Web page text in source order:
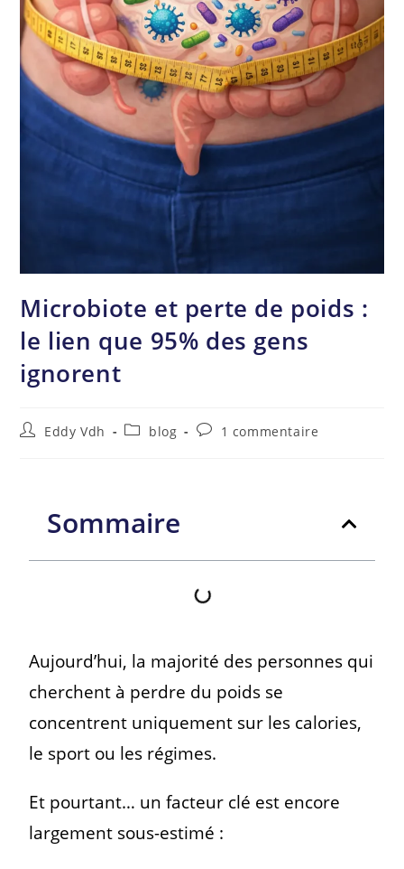
Microbiote et perte de poids :
le lien que 95% des gens
ignorent
Eddy Vdh blog 1 commentaire
Sommaire
Aujourd’hui, la majorité des personnes qui
cherchent à perdre du poids se
concentrent uniquement sur les calories,
le sport ou les régimes.
Et pourtant… un facteur clé est encore
largement sous-estimé :